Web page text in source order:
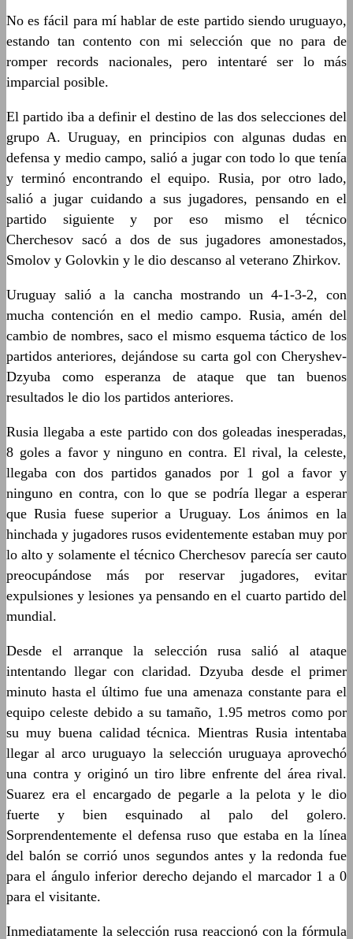
No es fácil para mí hablar de este partido siendo uruguayo,
estando tan contento con mi selección que no para de
romper records nacionales, pero intentaré ser lo más
imparcial posible.
El partido iba a definir el destino de las dos selecciones del
grupo A. Uruguay, en principios con algunas dudas en
defensa y medio campo, salió a jugar con todo lo que tenía
y terminó encontrando el equipo. Rusia, por otro lado,
salió a jugar cuidando a sus jugadores, pensando en el
partido siguiente y por eso mismo el técnico
Cherchesov sacó a dos de sus jugadores amonestados,
Smolov y Golovkin y le dio descanso al veterano Zhirkov.
Uruguay salió a la cancha mostrando un 4-1-3-2, con
mucha contención en el medio campo. Rusia, amén del
cambio de nombres, saco el mismo esquema táctico de los
partidos anteriores, dejándose su carta gol con Cheryshev-
Dzyuba como esperanza de ataque que tan buenos
resultados le dio los partidos anteriores.
Rusia llegaba a este partido con dos goleadas inesperadas,
8 goles a favor y ninguno en contra. El rival, la celeste,
llegaba con dos partidos ganados por 1 gol a favor y
ninguno en contra, con lo que se podría llegar a esperar
que Rusia fuese superior a Uruguay. Los ánimos en la
hinchada y jugadores rusos evidentemente estaban muy por
lo alto y solamente el técnico Cherchesov parecía ser cauto
preocupándose más por reservar jugadores, evitar
expulsiones y lesiones ya pensando en el cuarto partido del
mundial.
Desde el arranque la selección rusa salió al ataque
intentando llegar con claridad. Dzyuba desde el primer
minuto hasta el último fue una amenaza constante para el
equipo celeste debido a su tamaño, 1.95 metros como por
su muy buena calidad técnica. Mientras Rusia intentaba
llegar al arco uruguayo la selección uruguaya aprovechó
una contra y originó un tiro libre enfrente del área rival.
Suarez era el encargado de pegarle a la pelota y le dio
fuerte y bien esquinado al palo del golero.
Sorprendentemente el defensa ruso que estaba en la línea
del balón se corrió unos segundos antes y la redonda fue
para el ángulo inferior derecho dejando el marcador 1 a 0
para el visitante.
Inmediatamente la selección rusa reaccionó con la fórmula